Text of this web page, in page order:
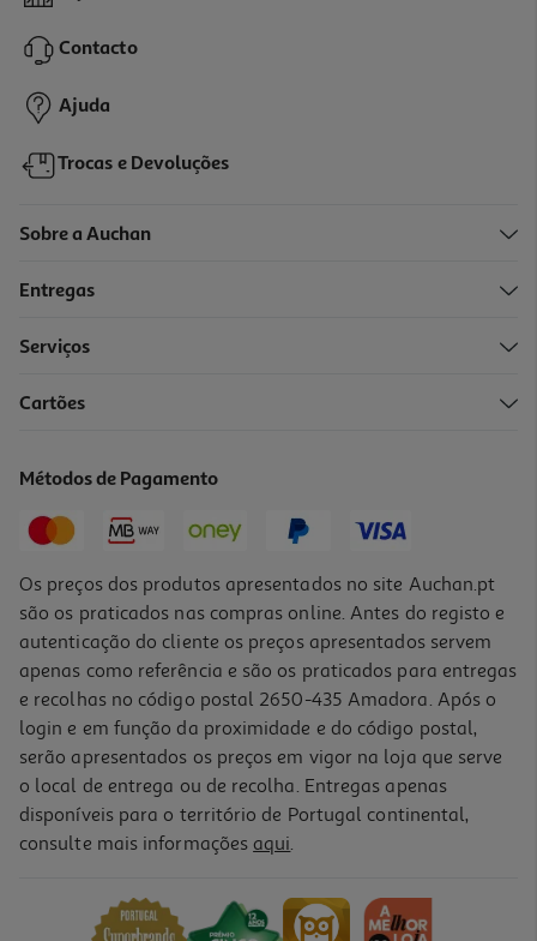
27,99 €
Tinteiro Compativel Qilive Canon Cl 561 Xl Cmy 18ml
Contacto
Ajuda
Trocas e Devoluções
Sobre a Auchan
Entregas
Serviços
Cartões
Métodos de Pagamento
Os preços dos produtos apresentados no site Auchan.pt
são os praticados nas compras online. Antes do registo e
autenticação do cliente os preços apresentados servem
apenas como referência e são os praticados para entregas
e recolhas no código postal 2650-435 Amadora. Após o
login e em função da proximidade e do código postal,
serão apresentados os preços em vigor na loja que serve
o local de entrega ou de recolha. Entregas apenas
disponíveis para o território de Portugal continental,
consulte mais informações aqui.